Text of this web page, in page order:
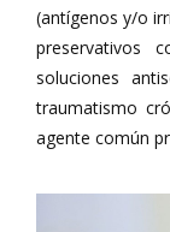
(antígenos y/o
preservativos
soluciones
traumatismo
agente común